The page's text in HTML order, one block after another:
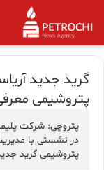
گرید جدید
پتروشیمی
در نشستی با
پتروشیمی گرید جدید 1969را معرفی